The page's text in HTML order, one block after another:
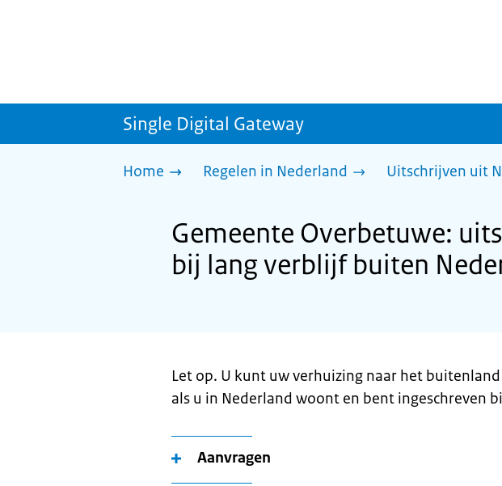
Single Digital Gateway
Home Regelen in Nederland Uitschrijven uit
Gemeente Overbetuwe:
bij lang verblijf buiten
Let op. U kunt uw verhuizing naar het
als u in Nederland woont en bent ingeschreven
Aanvragen